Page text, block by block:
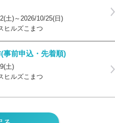
土)～2026/10/25(日)
ヒルズこまつ
事前申込・先着順)
土)
ヒルズこまつ